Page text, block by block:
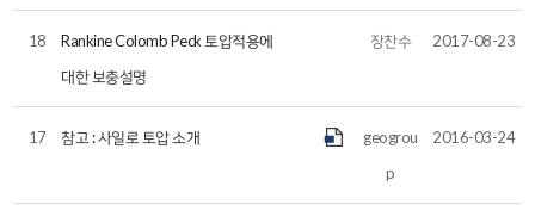
18
Rankine Colomb Peck 토압적용에
대한 보충설명
장찬수 2017-08-23
17 참고 : 사일로 토압 소개
geogrou
p
2016-03-24